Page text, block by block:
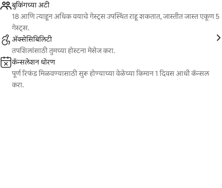
बुकिंगच्या अटी
18 आणि त्याहून अधिक वयाचे गेस्ट्स उपस्थित राहू शकतात, जास्तीत जास्त एकूण 5
गेस्ट्स.
ॲक्सेसिबिलिटी
तपशिलांसाठी तुमच्या होस्टना मेसेज करा.
कॅन्सलेशन धोरण
पूर्ण रिफंड मिळवण्यासाठी सुरू होण्याच्या वेळेच्या किमान 1 दिवस आधी कॅन्सल
करा.